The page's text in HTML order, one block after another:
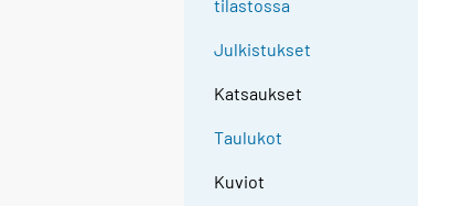
tilastossa
Julkistukset
Katsaukset
Taulukot
Kuviot